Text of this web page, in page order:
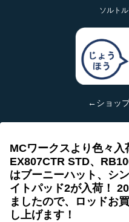
ソルト
←ショッ
MCワークスより色々
EX807CTR STD、
はブーニーハット、シ
イトパッド2が入荷！
ましたので、ロッドお
し上げます！